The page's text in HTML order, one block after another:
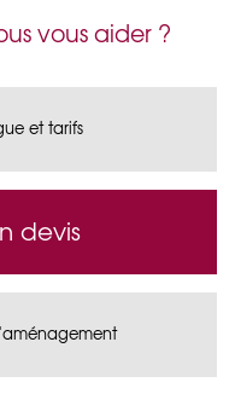
vous aider ?
et tarifs
devis